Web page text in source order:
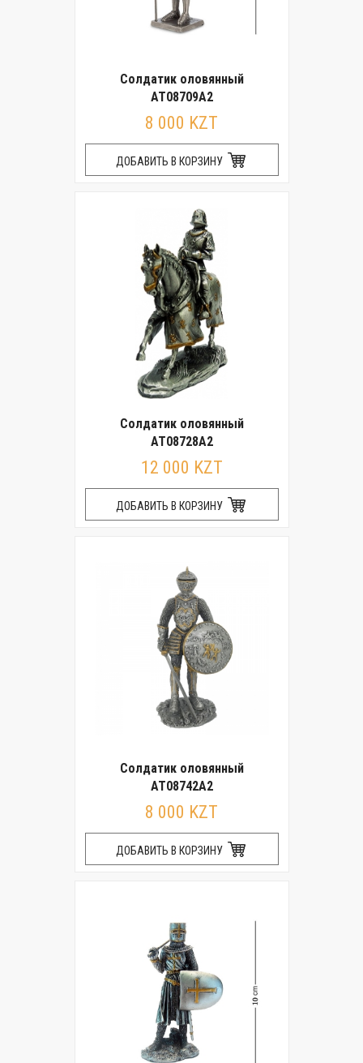
Солдатик оловянный
AT08709A2
8 000 KZT
ДОБАВИТЬ В КОРЗИНУ
Солдатик оловянный
AT08728A2
12 000 KZT
ДОБАВИТЬ В КОРЗИНУ
Солдатик оловянный
AT08742A2
8 000 KZT
ДОБАВИТЬ В КОРЗИНУ